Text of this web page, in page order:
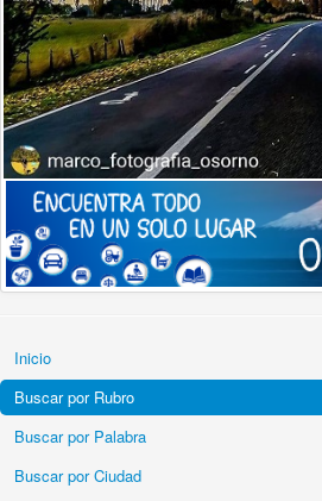
Inicio
Buscar por Rubro
Buscar por Palabra
Buscar por Ciudad